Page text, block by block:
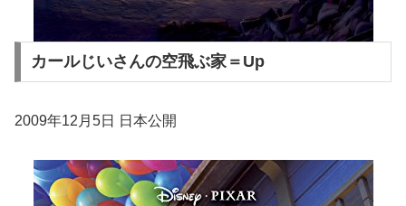
カールじいさんの空飛ぶ家＝Up
2009年12月5日 日本公開